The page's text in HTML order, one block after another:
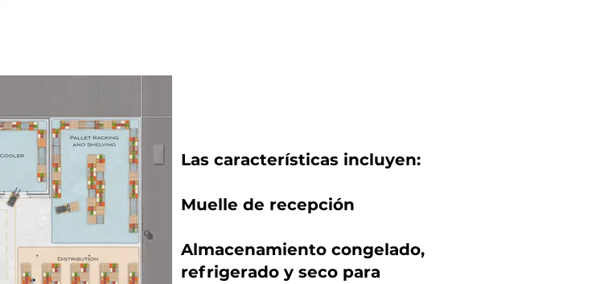
Las características incluyen:
Muelle de recepción
Almacenamiento congelado,
refrigerado y seco para